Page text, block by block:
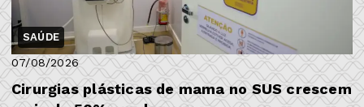
SAÚDE
07/08/2026
Cirurgias plásticas de mama no SUS crescem